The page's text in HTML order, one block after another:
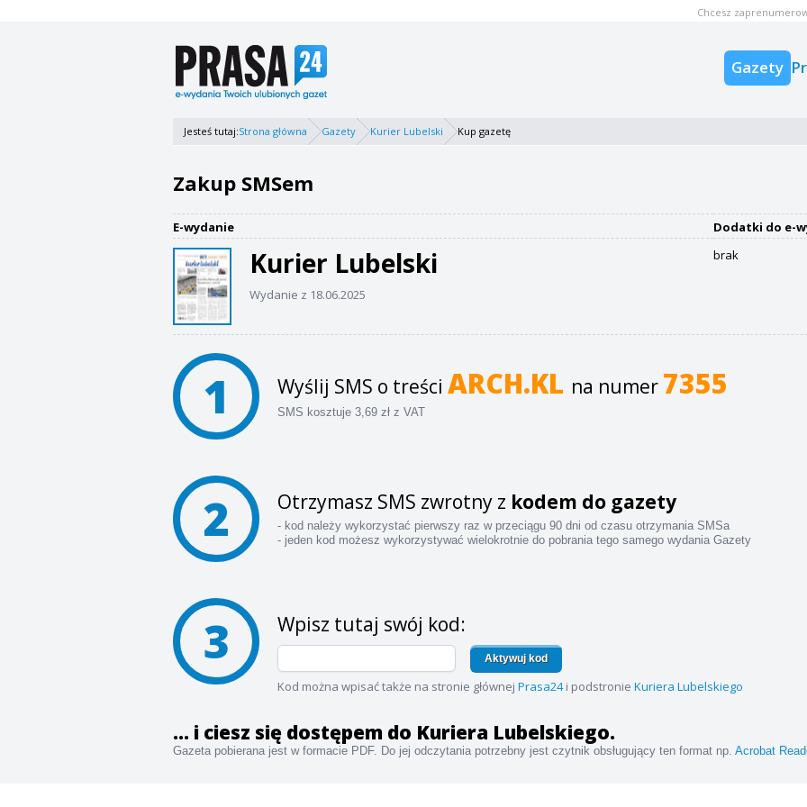
Gazety
Chcesz
Jesteś tutaj:Strona główna Gazety Kurier Lubelski Kup gazetę
Zakup SMSem
E-wydanie
Kurier Lubelski
Wydanie z 18.06.2025
Dodatki do e-
brak
1 Wyślij SMS o treści ARCH.KL na numer 7355
SMS kosztuje 3,69 zł z VAT
2 Otrzymasz SMS zwrotny z kodem do gazety
- kod należy wykorzystać pierwszy raz w przeciągu 90 dni od czasu otrzymania SMSa
- jeden kod możesz wykorzystywać wielokrotnie do pobrania tego samego wydania Gazety
3 Wpisz tutaj swój kod:
Aktywuj kod
Kod można wpisać także na stronie głównej Prasa24i podstronie Kuriera Lubelskiego
... i ciesz się dostępem do Kuriera Lubelskiego.
Gazeta pobierana jest w formacie PDF. Do jej odczytania potrzebny jest czytnik obsługujący ten format np. Acrobat